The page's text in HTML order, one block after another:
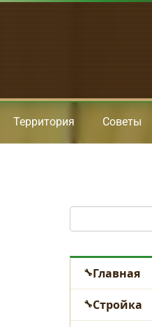
Территория Советы
Главная
Стройка